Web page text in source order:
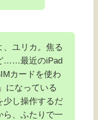
、ユリカ。焦る
……最近のiPad
カードを使わ
になっている
少し操作するだ
ら、ふたりで一